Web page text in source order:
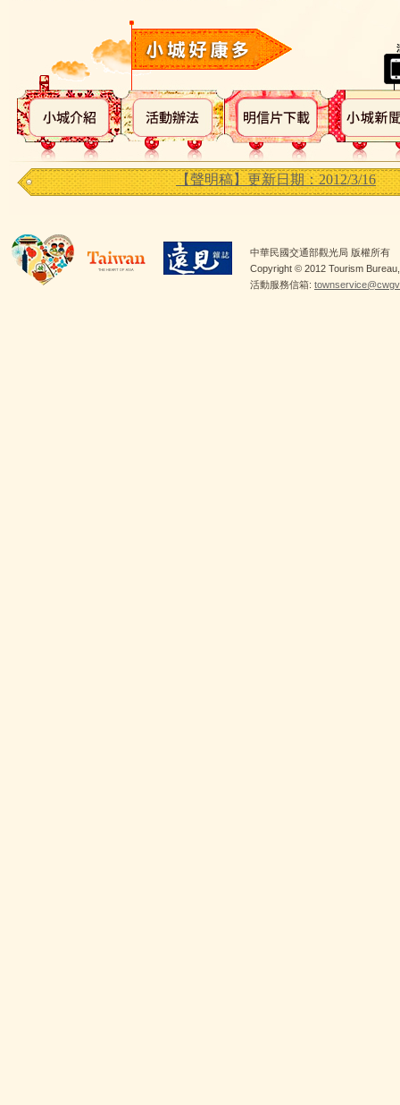
【聲明稿】更新日期：2012/3/16
中華民國交通部觀光局 版權所有
Copyright © 2012 Tourism
活動服務信箱: